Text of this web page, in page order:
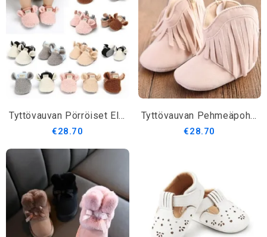
Tyttövauvan Pörröiset Eläimen Muotoiset Tossut
€28.70
Tyttövauvan Pehmeäpohjaiset Mokkanahkaiset Saappaat
€28.70